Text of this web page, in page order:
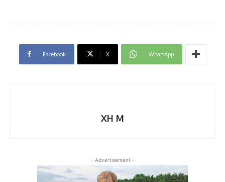
Facebook X WhatsApp
XH M
- Advertisement -